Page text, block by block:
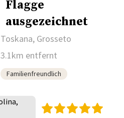
Toskana, Grosseto
3.1km entfernt
Familienfreundlich